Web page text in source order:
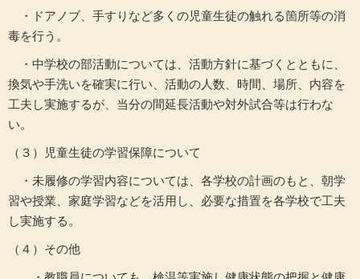
・ドアノブ、手すりなど多くの児童生徒の触れる箇所等の消
毒を行う。
・中学校の部活動については、活動方針に基づくとともに、
換気や手洗いを確実に行い、活動の人数、時間、場所、内容を
工夫し実施するが、当分の間延長活動や対外試合等は行わな
い。
（３）児童生徒の学習保障について
・未履修の学習内容については、各学校の計画のもと、朝学
習や授業、家庭学習などを活用し、必要な措置を各学校で工夫
し実施する。
（４）その他